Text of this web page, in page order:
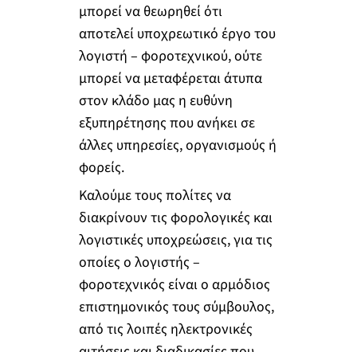
μπορεί να θεωρηθεί ότι
αποτελεί υποχρεωτικό έργο του
λογιστή – φοροτεχνικού, ούτε
μπορεί να μεταφέρεται άτυπα
στον κλάδο μας η ευθύνη
εξυπηρέτησης που ανήκει σε
άλλες υπηρεσίες, οργανισμούς ή
φορείς.
Καλούμε τους πολίτες να
διακρίνουν τις φορολογικές και
λογιστικές υποχρεώσεις, για τις
οποίες ο λογιστής –
φοροτεχνικός είναι ο αρμόδιος
επιστημονικός τους σύμβουλος,
από τις λοιπές ηλεκτρονικές